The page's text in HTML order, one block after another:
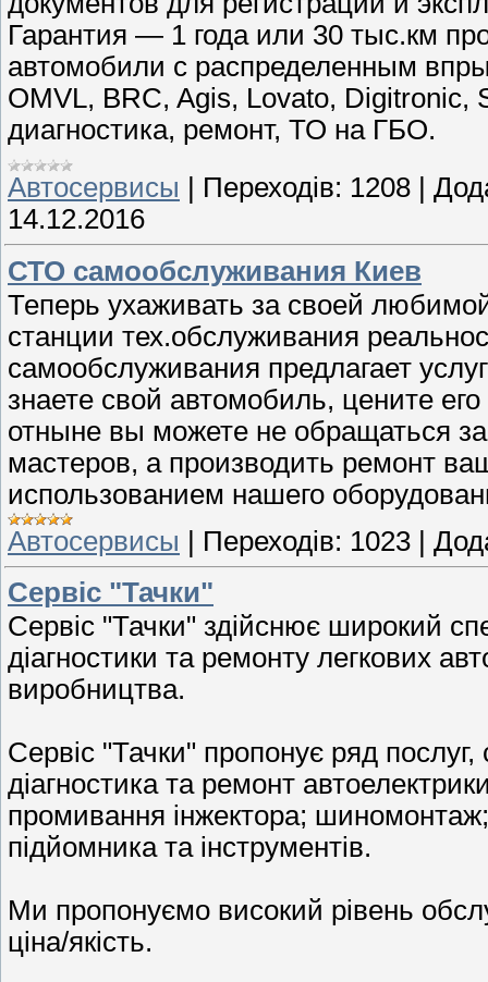
Гарантия — 1 года или 30 тыс.км
автомобили с распределенным
OMVL, BRC, Agis, Lovato, Digitronic,
диагностика, ремонт, ТО на ГБО.
Автосервисы
Переходів: 1208
14.12.2016
СТО самообслуживания Киев
Теперь ухаживать за своей
станции тех.обслуживания
самообслуживания предлагает
знаете свой автомобиль, цените
отныне вы можете не обращаться
мастеров, а производить ремонт
использованием нашего
Автосервисы | Переходів: 1023 |
Сервіс "Тачки"
Сервіс "Тачки" здійснює широкий
діагностики та ремонту легкових
виробництва.
Сервіс "Тачки" пропонує ряд послуг,
діагностика та ремонт
промивання інжектора;
підйомника та інструментів.
Ми пропонуємо високий рівень
ціна/якість.